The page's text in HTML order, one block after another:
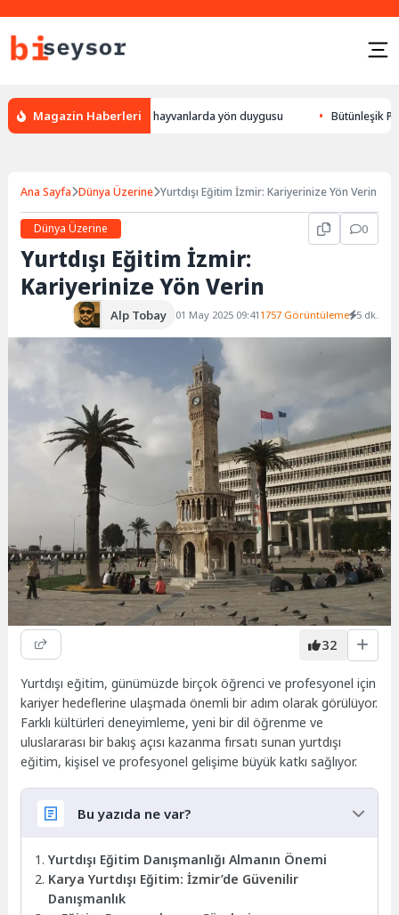
Magazin Haberleri
leylek yön bulması, hayvanlarda yön duygusu Bütünleşik
Ana Sayfa Dünya Üzerine Yurtdışı Eğitim İzmir: Kariyerinize Yön Verin
Dünya Üzerine 0
Yurtdışı Eğitim İzmir:
Kariyerinize Yön Verin
Alp Tobay 01 May 2025 09:41 1757 Görüntüleme 5 dk.
32
Yurtdışı eğitim, günümüzde birçok öğrenci ve profesyonel için
kariyer hedeflerine ulaşmada önemli bir adım olarak görülüyor.
Farklı kültürleri deneyimleme, yeni bir dil öğrenme ve
uluslararası bir bakış açısı kazanma fırsatı sunan yurtdışı
eğitim, kişisel ve profesyonel gelişime büyük katkı sağlıyor.
Bu yazıda ne var?
Yurtdışı Eğitim Danışmanlığı Almanın Önemi
Karya Yurtdışı Eğitim: İzmir’de Güvenilir
Danışmanlık